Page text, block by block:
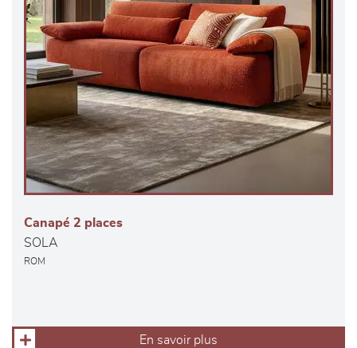
Canapé 2 places
SOLA
ROM
En savoir plus